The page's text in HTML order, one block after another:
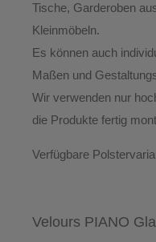
Tische, Garderoben
Kleinmöbeln.
Es können auch
Maßen und
Wir verwenden nur
die Produkte fertig
Verfügbare
Velours PIANO